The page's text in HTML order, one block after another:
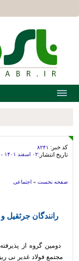
کد خبر: ۸۲۴۱
تاریخ انتشار:۰۲ اسفند ۱۴۰۱ - ۱۳:۱۵
صفحه نخست » اجتماعی
رانندگان جرثقیل
دومین گروه از
مجتمع فولاد غدیر نی